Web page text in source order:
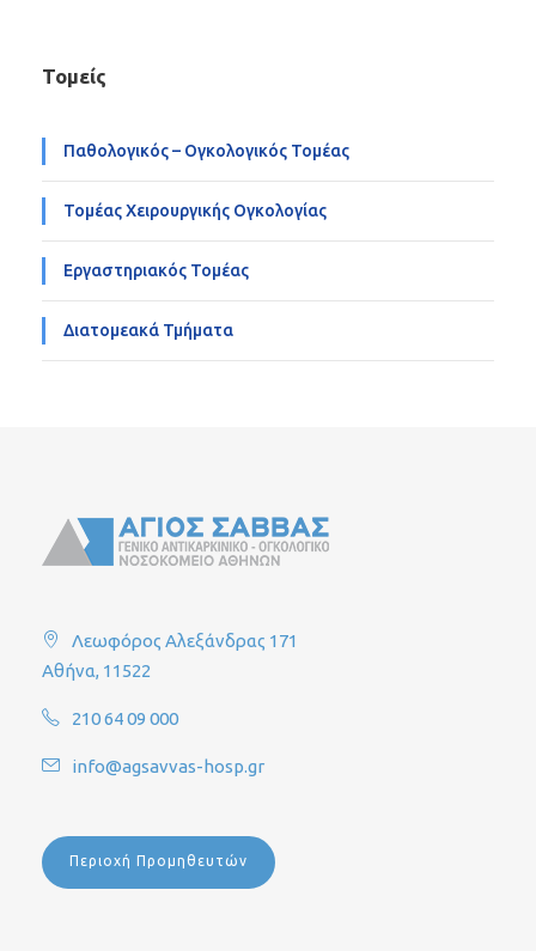
Τομείς
Παθολογικός – Ογκολογικός Τομέας
Τομέας Χειρουργικής Ογκολογίας
Εργαστηριακός Τομέας
Διατομεακά Τμήματα
Λεωφόρος Αλεξάνδρας 171
Αθήνα, 11522
210 64 09 000
info@agsavvas-hosp.gr
Περιοχή Προμηθευτών